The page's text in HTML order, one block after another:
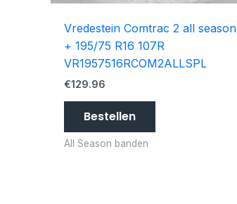
Vredestein Comtrac 2 all season
+ 195/75 R16 107R
VR1957516RCOM2ALLSPL
€129.96
Bestellen
All Season banden